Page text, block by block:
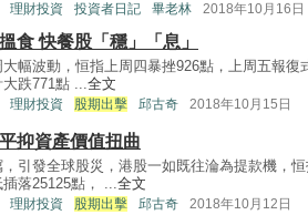
理財投資 投資者日記 畢老林 2018年10月16日
食 快餐股「穩」「息」
幅波動，恒指上周四暴挫926點，上周五報復
跌771點 ...全文
理財投資 股期出擊 邱古奇 2018年10月15日
抑資產價值扭曲
，引發全球股災，港股一如既往淪為提款機，
落25125點， ... 全文
理財投資 股期出擊 邱古奇 2018年10月12日